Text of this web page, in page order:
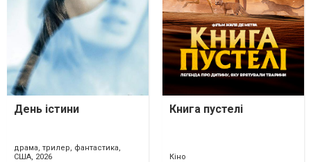
День істини
драма, трилер, фантастика,
США, 2026
Книга пустелі
Кіно